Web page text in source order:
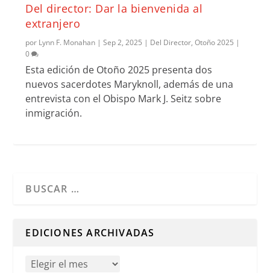
Del director: Dar la bienvenida al
extranjero
por Lynn F. Monahan |Sep 2, 2025 | Del Director,Otoño 2025 |
0
Esta edición de Otoño 2025 presenta dos
nuevos sacerdotes Maryknoll, además de una
entrevista con el Obispo Mark J. Seitz sobre
inmigración.
EDICIONES ARCHIVADAS